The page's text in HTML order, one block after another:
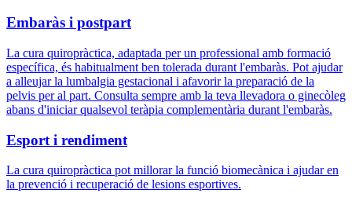
Embaràs i postpart
La cura quiropràctica, adaptada per un professional amb formació
específica, és habitualment ben tolerada durant l'embaràs. Pot ajudar
a alleujar la lumbalgia gestacional i afavorir la preparació de la
pelvis per al part. Consulta sempre amb la teva llevadora o ginecòleg
abans d'iniciar qualsevol teràpia complementària durant l'embaràs.
Esport i rendiment
La cura quiropràctica pot millorar la funció biomecànica i ajudar en
la prevenció i recuperació de lesions esportives.